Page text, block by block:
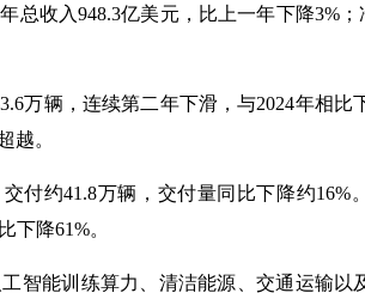
总收入948.3亿美元，比上一年下降3%；
万辆，连续第二年下滑，与2024年相比
越。
付约41.8万辆，交付量同比下降约16%
下降61%。
智能训练算力、清洁能源、交通运输以